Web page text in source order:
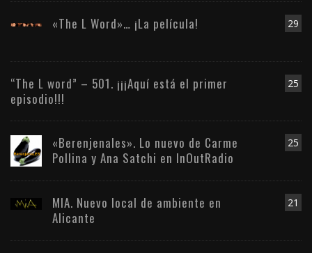
29
«The L Word»… ¡La película!
25
“The L word” – 501. ¡¡¡Aquí está el primer
episodio!!!
25
«Berenjenales». Lo nuevo de Carme
Pollina y Ana Satchi en InOutRadio
21
MIA. Nuevo local de ambiente en
Alicante